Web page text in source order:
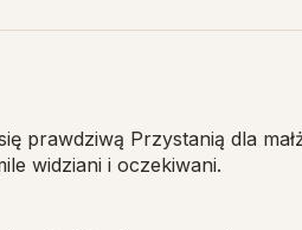
prawdziwą Przystanią dla
widziani i oczekiwani.